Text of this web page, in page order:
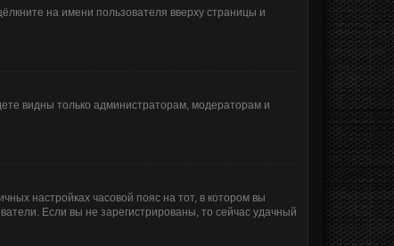
на имени пользователя вверху страницы и
видны только администраторам, модераторам и
настройках часовой пояс на тот, в котором вы
Если вы не зарегистрированы, то сейчас удачный